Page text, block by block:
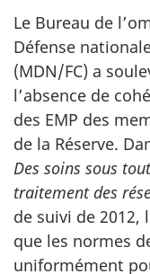
Le Bureau de
Défense
(MDN/FC) a
l’absence de
des EMP des
de la Réserve.
Des soins sous
traitement des
de suivi de 2012,
que les normes
uniformément